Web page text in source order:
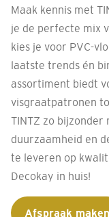
Maak kennis met
je de perfecte mix
kies je voor PVC-
laatste trends én
assortiment biedt
visgraatpatronen
TINTZ zo
duurzaamheid en
te leveren op
Decokay in huis!
Afspraak maken